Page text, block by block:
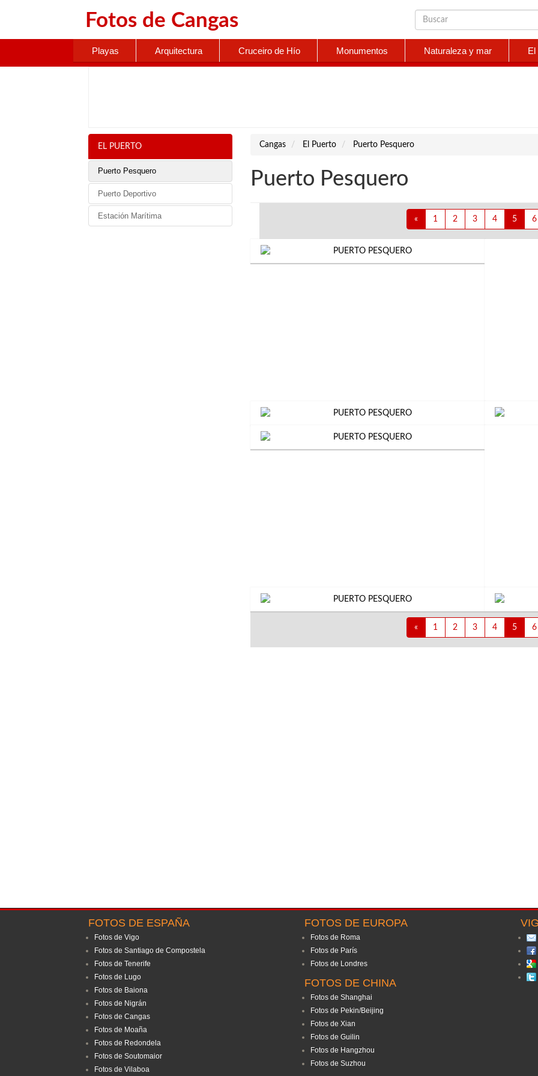
Fotos de Cangas
Playas Arquitectura Cruceiro de Hío Monumentos Naturaleza y mar El
Cangas El Puerto Puerto Pesquero
Puerto Pesquero
« 1 2 3 4 5 6
« 1 2 3 4 5 6
EL PUERTO
Puerto Pesquero
Puerto Deportivo
Estación Marítima
FOTOS DE ESPAÑA
Fotos de Vigo
Fotos de Santiago de Compostela
Fotos de Tenerife
Fotos de Lugo
Fotos de Baiona
Fotos de Nigrán
Fotos de Cangas
Fotos de Moaña
Fotos de Redondela
Fotos de Soutomaior
Fotos de Vilaboa
FOTOS DE EUROPA
Fotos de Roma
Fotos de París
Fotos de Londres
FOTOS DE CHINA
Fotos de Shanghai
Fotos de Pekin/Beijing
Fotos de Xian
Fotos de Guilin
Fotos de Hangzhou
Fotos de Suzhou